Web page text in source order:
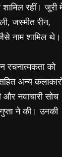
रहीं। जूरी
जस्मीत रीन,
नाम शामिल थे।
रचनात्मकता को
अन्य
और नवाचारी सोच
ने की। उनकी